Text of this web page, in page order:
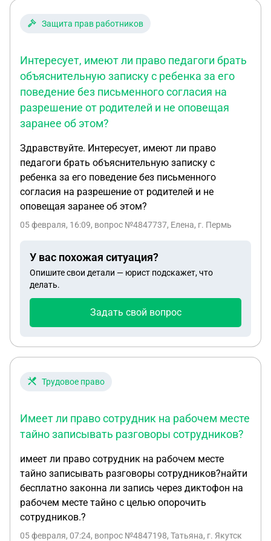
Защита прав работников
Интересует, имеют ли право педагоги брать
объяснительную записку с ребенка за его
поведение без письменного согласия на
разрешение от родителей и не оповещая
заранее об этом?
Здравствуйте. Интересует, имеют ли право
педагоги брать объяснительную записку с
ребенка за его поведение без письменного
согласия на разрешение от родителей и не
оповещая заранее об этом?
05 февраля, 16:09, вопрос №4847737, Елена, г. Пермь
У вас похожая ситуация?
Опишите свои детали — юрист подскажет, что
делать.
Задать свой вопрос
Трудовое право
Имеет ли право сотрудник на рабочем месте
тайно записывать разговоры сотрудников?
имеет ли право сотрудник на рабочем месте
тайно записывать разговоры сотрудников?найти
бесплатно законна ли запись через диктофон на
рабочем месте тайно с целью опорочить
сотрудников.?
05 февраля, 07:24, вопрос №4847198, Татьяна, г. Якутск